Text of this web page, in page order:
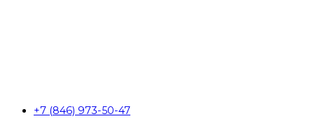
+7 (846) 973-50-47